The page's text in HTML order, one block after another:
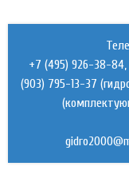
+7 (495) 926-38-84,
(903) 795-13-37